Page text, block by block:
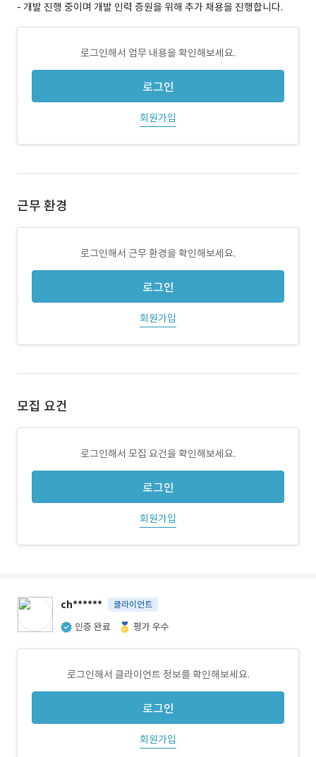
- 개발 진행 중이며 개발 인력 증원을 위해 추가 채용을 진행합니다.
로그인해서 업무 내용을 확인해보세요.
로그인
회원가입
근무 환경
로그인해서 근무 환경을 확인해보세요.
로그인
회원가입
모집 요건
로그인해서 모집 요건을 확인해보세요.
로그인
회원가입
ch****** 클라이언트
인증 완료 평가 우수
로그인해서 클라이언트 정보를 확인해보세요.
로그인
회원가입